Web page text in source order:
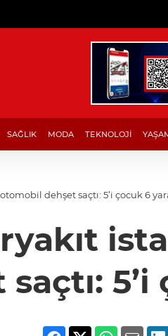
SAĞLIK MODA TEKNOLOJİ
dehşet saçtı: 5’i çocuk 6